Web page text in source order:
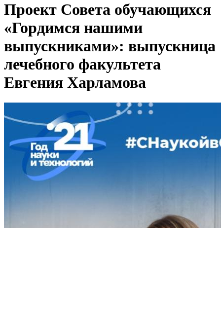
Проект Совета обучающихся
«Гордимся нашими
выпускниками»: выпускница
лечебного факультета
Евгения Харламова